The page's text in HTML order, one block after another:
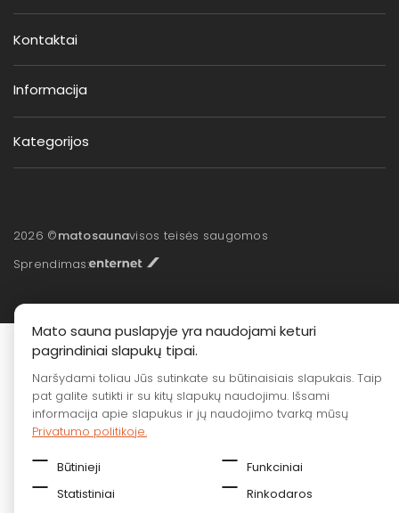
Kontaktai
Informacija
Kategorijos
2026 ©matosaunavisos teisės saugomos
Sprendimas:
Mato sauna puslapyje yra naudojami keturi
pagrindiniai slapukų tipai.
Naršydami toliau Jūs sutinkate su būtinaisiais slapukais. Taip
pat galite sutikti ir su kitų slapukų naudojimu. Išsami
informacija apie slapukus ir jų naudojimo tvarką mūsų
Privatumo politikoje.
Būtinieji
Funkciniai
Statistiniai
Rinkodaros